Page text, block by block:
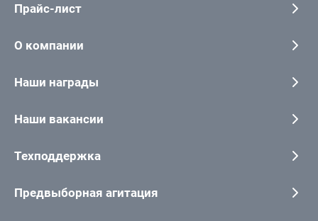
Прайс-лист
О компании
Наши награды
Наши вакансии
Техподдержка
Предвыборная агитация